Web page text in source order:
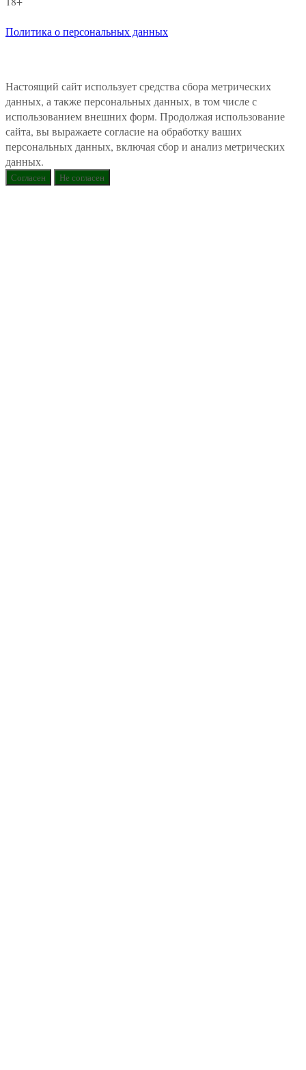
Политика о персональных данных
Настоящий сайт использует средства сбора метрических
данных, а также персональных данных, в том числе с
использованием внешних форм. Продолжая использование
сайта, вы выражаете согласие на обработку ваших
персональных данных, включая сбор и анализ метрических
данных.
Согласен Не согласен